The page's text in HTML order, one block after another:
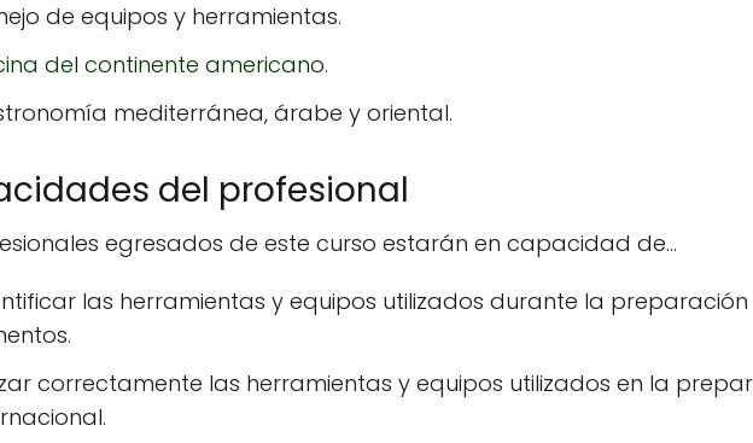
de equipos y herramientas.
del continente americano.
mediterránea, árabe y oriental.
del profesional
egresados de este curso estarán en capacidad de...
las herramientas y equipos utilizados durante la
correctamente las herramientas y equipos utilizados en la